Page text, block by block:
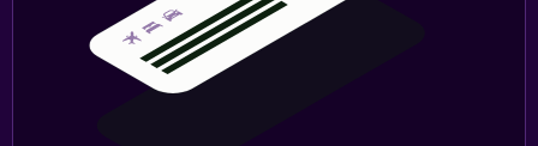
Fax/fotocopiadora